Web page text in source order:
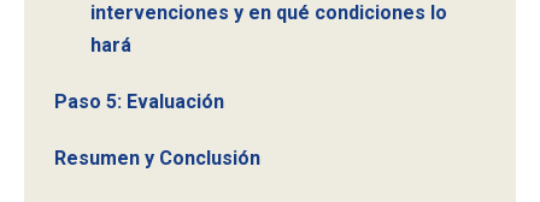
intervenciones y en qué condiciones lo
hará
Paso 5: Evaluación
Resumen y Conclusión